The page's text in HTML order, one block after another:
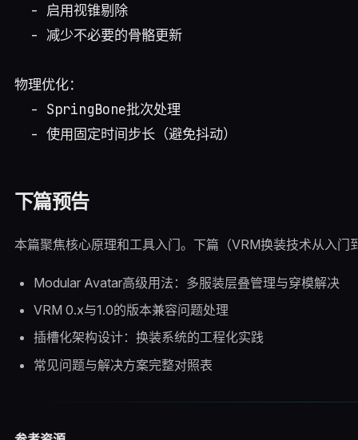
  - 启用视锥剔除
  - 减少不必要的骨骼更新
物理优化：
  - SpringBone批次处理
下篇预告
本篇聚焦核心原理和工具入门。下篇（VRM换装技术从入门
Modular Avatar高级用法：多服装层叠管理与穿模解决
VRM 0.x与1.0的版本兼容问题处理
插槽化架构设计：换装系统的工程化实践
常见问题与解决方案完整对照表